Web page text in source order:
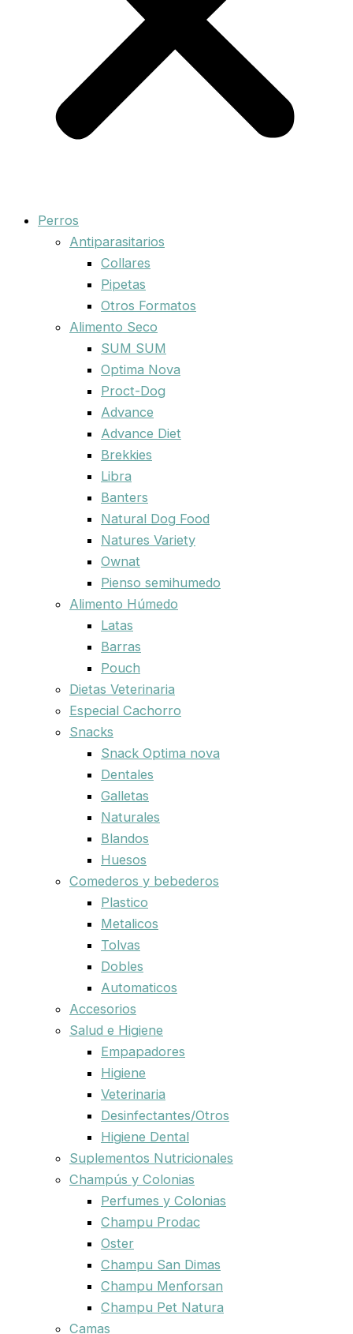
Perros
Antiparasitarios
Collares
Pipetas
Otros Formatos
Alimento Seco
SUM SUM
Optima Nova
Proct-Dog
Advance
Advance Diet
Brekkies
Libra
Banters
Natural Dog Food
Natures Variety
Ownat
Pienso semihumedo
Alimento Húmedo
Latas
Barras
Pouch
Dietas Veterinaria
Especial Cachorro
Snacks
Snack Optima nova
Dentales
Galletas
Naturales
Blandos
Huesos
Comederos y bebederos
Plastico
Metalicos
Tolvas
Dobles
Automaticos
Accesorios
Salud e Higiene
Empapadores
Higiene
Veterinaria
Desinfectantes/Otros
Higiene Dental
Suplementos Nutricionales
Champús y Colonias
Perfumes y Colonias
Champu Prodac
Oster
Champu San Dimas
Champu Menforsan
Champu Pet Natura
Camas